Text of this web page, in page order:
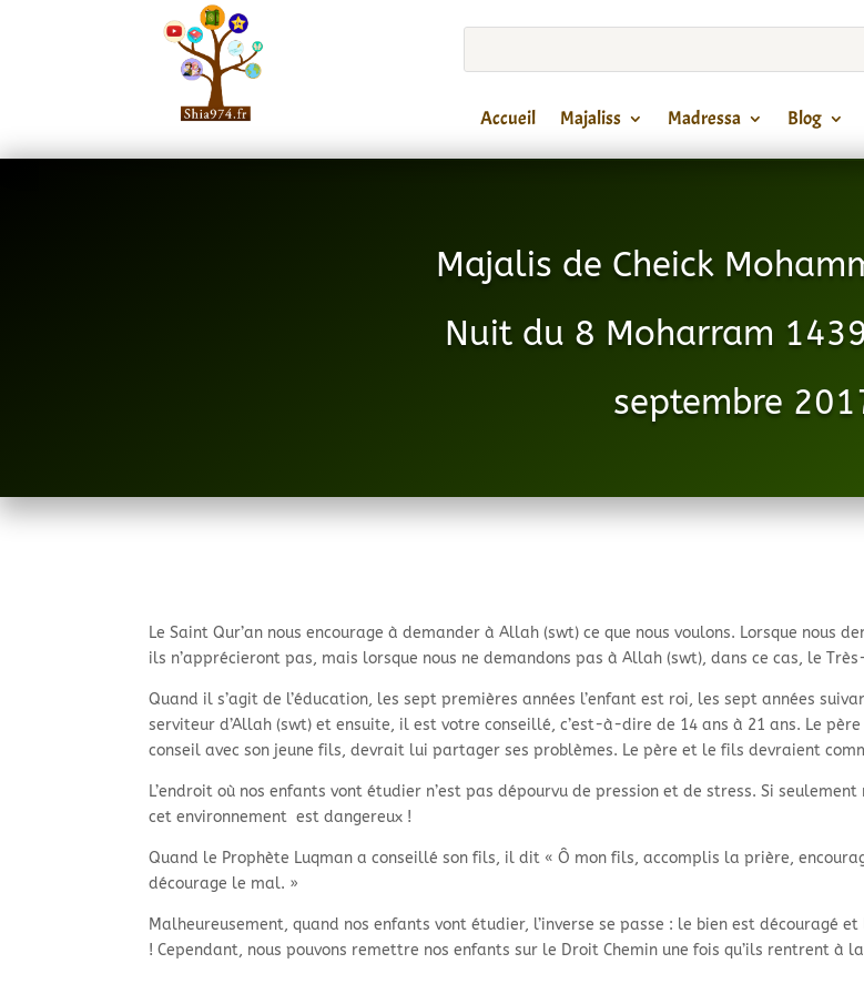
Accueil Majaliss Madressa Blog
Majalis de Cheick
Nuit du 8 Moharram
septembre
Le Saint Qur’an nous encourage à demander à Allah (swt) ce que nous voulons. Lorsque nous
ils n’apprécieront pas, mais lorsque nous ne demandons pas à Allah (swt), dans ce cas, le
Quand il s’agit de l’éducation, les sept premières années l’enfant est roi, les sept années
serviteur d’Allah (swt) et ensuite, il est votre conseillé, c’est-à-dire de 14 ans à 21 ans. Le
conseil avec son jeune fils, devrait lui partager ses problèmes. Le père et le fils devraient
L’endroit où nos enfants vont étudier n’est pas dépourvu de pression et de stress. Si seulement
cet environnement est dangereux !
Quand le Prophète Luqman a conseillé son fils, il dit « Ô mon fils, accomplis la prière,
décourage le mal. »
Malheureusement, quand nos enfants vont étudier, l’inverse se passe : le bien est découragé
! Cependant, nous pouvons remettre nos enfants sur le Droit Chemin une fois qu’ils rentrent à